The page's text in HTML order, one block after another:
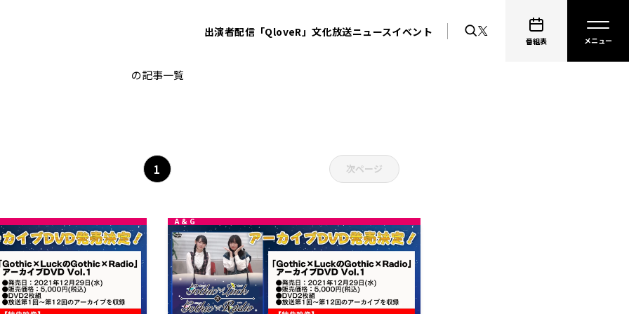
出演者配信「QloveR」文化放送ニュースイベント
番組表
Gothic×LuckのGothic×Radio
の記事一覧
1 次ページ